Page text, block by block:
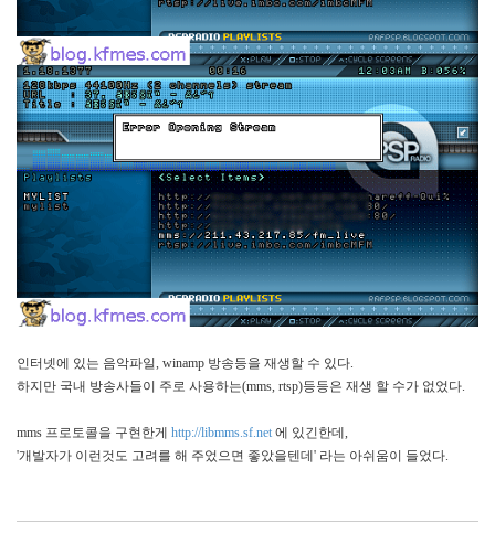
인터넷에 있는 음악파일, winamp 방송등을 재생할 수 있다.
하지만 국내 방송사들이 주로 사용하는(mms, rtsp)등등은 재생 할 수가 없었다.
mms 프로토콜을 구현한게 http://libmms.sf.net 에 있긴한데 ,
'개발자가 이런것도 고려를 해 주었으면 좋았을텐데 ' 라는 아쉬움이 들었다.